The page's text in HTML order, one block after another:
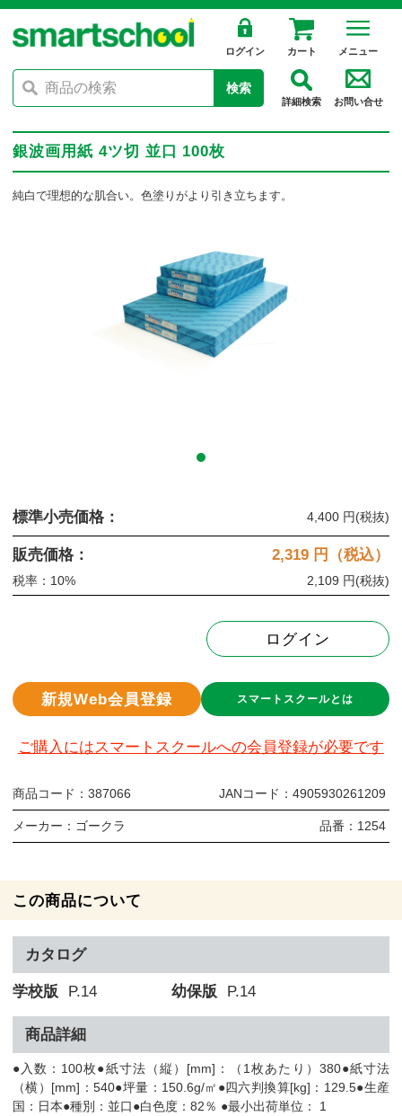
ログイン カート メニュー
検索
詳細検索 お問い合せ
銀波画用紙 4ツ切 並口 100枚
純白で理想的な肌合い。色塗りがより引き立ちます。
標準小売価格： 4,400 円(税抜)
販売価格： 2,319 円（税込）
税率：10% 2,109 円(税抜)
ログイン
新規Web会員登録 スマートスクールとは
ご購入にはスマートスクールへの会員登録が必要です
商品コード： 387066 JANコード： 4905930261209
メーカー： ゴークラ 品番： 1254
この商品について
カタログ
学校版 P.14 幼保版 P.14
商品詳細
●入数：100枚●紙寸法（縦）[mm]：（1枚あたり）380●紙寸法
（横）[mm]：540●坪量：150.6g/㎡●四六判換算[kg]：129.5●生産
国：日本●種別：並口●白色度：82％ ●最小出荷単位： 1